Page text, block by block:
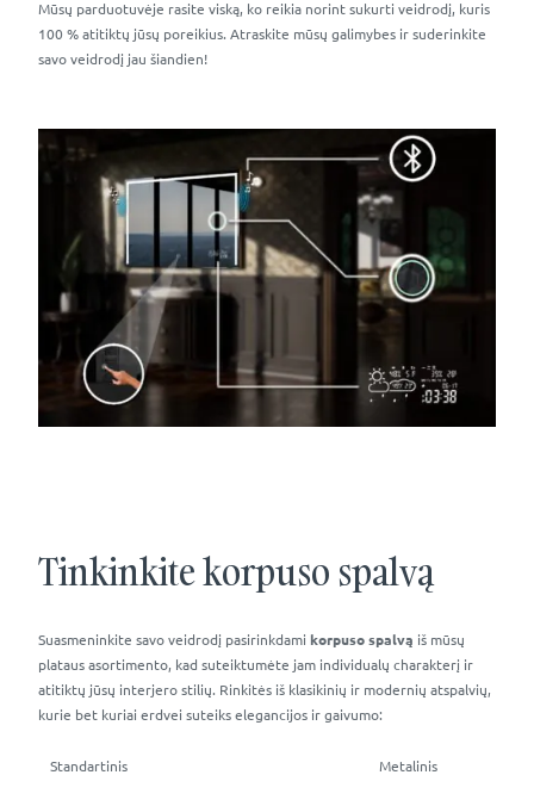
Mūsų parduotuvėje rasite viską, ko reikia norint sukurti veidrodį, kuris
100 % atitiktų jūsų poreikius. Atraskite mūsų galimybes ir suderinkite
savo veidrodį jau šiandien!
Tinkinkite korpuso spalvą
Suasmeninkite savo veidrodį pasirinkdami korpuso spalvą iš mūsų
plataus asortimento, kad suteiktumėte jam individualų charakterį ir
atitiktų jūsų interjero stilių. Rinkitės iš klasikinių ir modernių atspalvių,
kurie bet kuriai erdvei suteiks elegancijos ir gaivumo:
Standartinis Metalinis